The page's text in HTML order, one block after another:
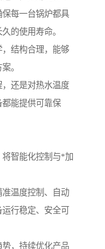
每一台锅炉都具
的使用寿命。
结构合理，能够
。
还是对热水温度
能提供可靠保
智能化控制与*加
温度控制、自动
行稳定、安全可
，持续优化产品